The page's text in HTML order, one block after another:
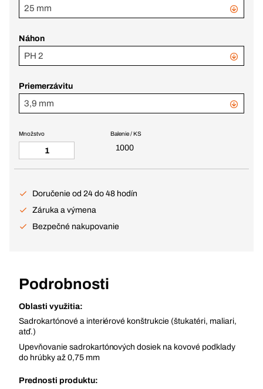
25 mm
Náhon
PH 2
Priemerzávitu
3,9 mm
Balenie / KS
1000
Množstvo
Doručenie od 24 do 48 hodín
Záruka a výmena
Bezpečné nakupovanie
Podrobnosti
Oblasti využitia:
Sadrokartónové a interiérové konštrukcie (štukatéri, maliari,
atď.)
Upevňovanie sadrokartónových dosiek na kovové podklady
do hrúbky až 0,75 mm
Prednosti produktu: